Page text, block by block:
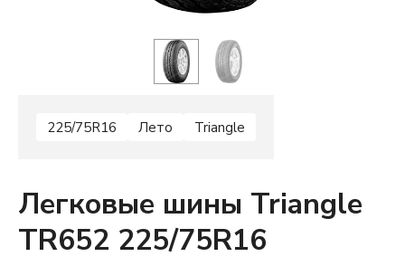
225/75R16 Лето Triangle
Легковые шины Triangle
TR652 225/75R16